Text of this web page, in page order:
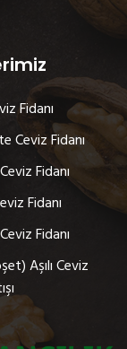
Fidanı
Ceviz Fidanı
Fidanı
Fidanı
Fidanı
Aşılı Ceviz